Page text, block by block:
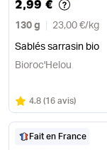
2,99 €
130 g 23,00 €/ kg
Sablés sarrasin bio
Bioroc'Helou
Note
4.8 sur 5
(16 avis)
Fait en France